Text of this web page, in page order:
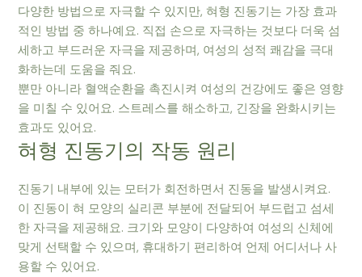
다양한 방법으로 자극할 수 있지만, 혀형 진동기는 가장 효과
적인 방법 중 하나예요. 직접 손으로 자극하는 것보다 더욱 섬
세하고 부드러운 자극을 제공하며, 여성의 성적 쾌감을 극대
화하는데 도움을 줘요.
뿐만 아니라 혈액순환을 촉진시켜 여성의 건강에도 좋은 영향
을 미칠 수 있어요. 스트레스를 해소하고, 긴장을 완화시키는
효과도 있어요.
혀형 진동기의 작동 원리
진동기 내부에 있는 모터가 회전하면서 진동을 발생시켜요.
이 진동이 혀 모양의 실리콘 부분에 전달되어 부드럽고 섬세
한 자극을 제공해요. 크기와 모양이 다양하여 여성의 신체에
맞게 선택할 수 있으며, 휴대하기 편리하여 언제 어디서나 사
용할 수 있어요.